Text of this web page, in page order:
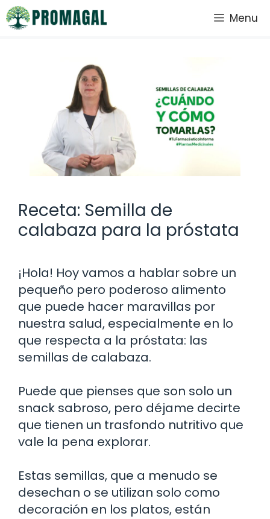
Saltar
al
Menu
Receta: Semilla de
calabaza para la próstata
¡Hola! Hoy vamos a hablar sobre un
pequeño pero poderoso alimento
que puede hacer maravillas por
nuestra salud, especialmente en lo
que respecta a la próstata: las
semillas de calabaza.
Puede que pienses que son solo un
snack sabroso, pero déjame decirte
que tienen un trasfondo nutritivo que
vale la pena explorar.
Estas semillas, que a menudo se
desechan o se utilizan solo como
decoración en los platos, están